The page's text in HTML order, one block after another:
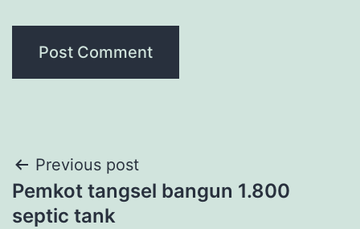
Post
navigation
Previous post
Pemkot tangsel bangun 1.800
septic tank